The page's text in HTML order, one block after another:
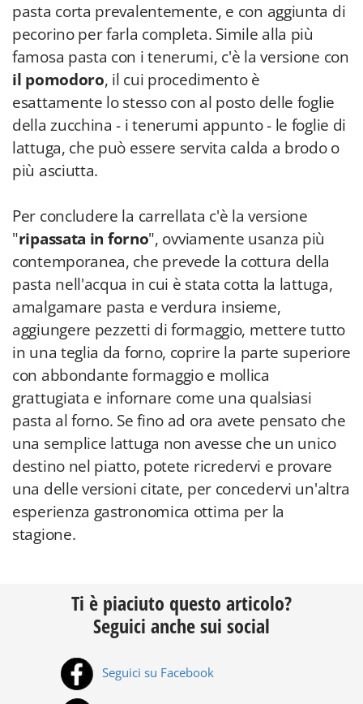
pasta corta prevalentemente, e con aggiunta di
pecorino per farla completa. Simile alla più
famosa pasta con i tenerumi, c'è la versione con
il pomodoro, il cui procedimento è
esattamente lo stesso con al posto delle foglie
della zucchina - i tenerumi appunto - le foglie di
lattuga, che può essere servita calda a brodo o
più asciutta.
Per concludere la carrellata c'è la versione
"ripassata in forno", ovviamente usanza più
contemporanea, che prevede la cottura della
pasta nell'acqua in cui è stata cotta la lattuga,
amalgamare pasta e verdura insieme,
aggiungere pezzetti di formaggio, mettere tutto
in una teglia da forno, coprire la parte superiore
con abbondante formaggio e mollica
grattugiata e infornare come una qualsiasi
pasta al forno. Se fino ad ora avete pensato che
una semplice lattuga non avesse che un unico
destino nel piatto, potete ricredervi e provare
una delle versioni citate, per concedervi un'altra
esperienza gastronomica ottima per la
stagione.
Ti è piaciuto questo articolo?
Seguici anche sui social
Seguici su Facebook